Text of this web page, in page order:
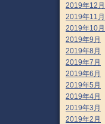
2019年12月
2019年11月
2019年10月
2019年9月
2019年8月
2019年7月
2019年6月
2019年5月
2019年4月
2019年3月
2019年2月